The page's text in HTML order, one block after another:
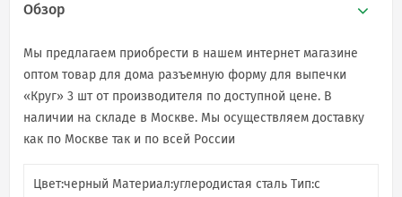
Обзор
Мы предлагаем приобрести в нашем интернет магазине
оптом товар для дома разъемную форму для выпечки
«Круг» 3 шт от производителя по доступной цене. В
наличии на складе в Москве. Мы осуществляем доставку
как по Москве так и по всей России
Цвет:черный Материал:углеродистая сталь Тип:с